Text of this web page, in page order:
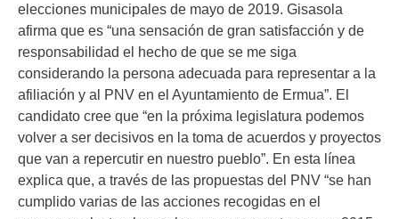
elecciones municipales de mayo de 2019. Gisasola
afirma que es “una sensación de gran satisfacción y de
responsabilidad el hecho de que se me siga
considerando la persona adecuada para representar a la
afiliación y al PNV en el Ayuntamiento de Ermua”. El
candidato cree que “en la próxima legislatura podemos
volver a ser decisivos en la toma de acuerdos y proyectos
que van a repercutir en nuestro pueblo”. En esta línea
explica que, a través de las propuestas del PNV “se han
cumplido varias de las acciones recogidas en el